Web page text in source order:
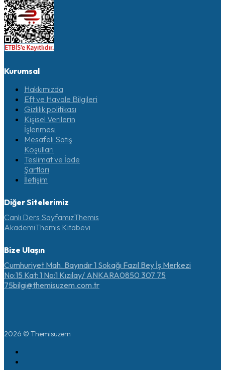
Kurumsal
Hakkımızda
Eft ve Havale Bilgileri
Gizlilik politikası
Kişisel Verilerin
İşlenmesi
Mesafeli Satış
Koşulları
Teslimat ve İade
Şartları
İletişim
Diğer Sitelerimiz
Canlı Ders SayfamızThemis
AkademiThemis Kitabevi
Bize Ulaşın
Cumhuriyet Mah. Bayındır 1 Sokağı Fazıl Bey İş Merkezi
No:15 Kat: 1 No:1 Kızılay/ ANKARA0850 307 75
75bilgi@themisuzem.com.tr
2026 © Themisuzem